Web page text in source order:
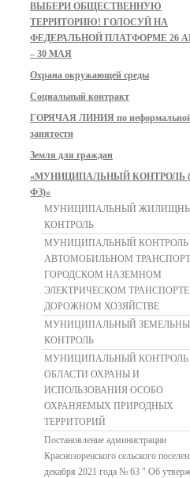
ВЫБЕРИ ОБЩЕСТВЕННУЮ
ТЕРРИТОРИЮ! ГОЛОСУЙ НА
ФЕДЕРАЛЬНОЙ ПЛАТФОРМЕ 26
– 30 МАЯ
Охрана окружающей среды
Социальный контракт
ГОРЯЧАЯ ЛИНИЯ по
занятости
Земля для граждан
«МУНИЦИПАЛЬНЫЙ КОНТРОЛЬ
ФЗ)»
МУНИЦИПАЛЬНЫЙ
КОНТРОЛЬ
МУНИЦИПАЛЬНЫЙ
АВТОМОБИЛЬНОМ
ГОРОДСКОМ НАЗЕМНОМ
ЭЛЕКТРИЧЕСКОМ
ДОРОЖНОМ ХОЗЯЙСТВЕ
МУНИЦИПАЛЬНЫЙ
КОНТРОЛЬ
МУНИЦИПАЛЬНЫЙ КОНТРОЛЬ
ОБЛАСТИ ОХРАНЫ И
ИСПОЛЬЗОВАНИЯ ОСОБО
ОХРАНЯЕМЫХ ПРИРОДНЫХ
ТЕРРИТОРИЙ
Постановление администрации
Краснозоренского сельского
декабря 2021 года № 63 " Об